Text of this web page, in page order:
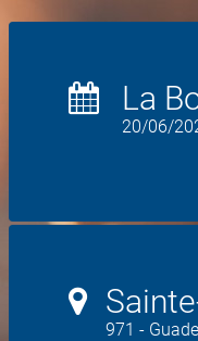
La
20/06/
971 -